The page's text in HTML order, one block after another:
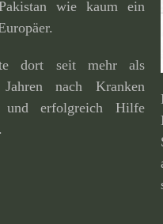
wie kaum ein
dort seit mehr als
nach Kranken
und erfolg­reich Hilfe